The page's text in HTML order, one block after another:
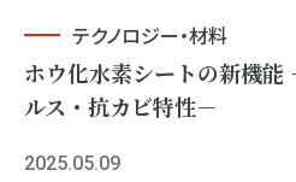
テクノロジー・材料
ホウ化水素シートの新機能
ルス・抗カビ特性－
2025.05.09